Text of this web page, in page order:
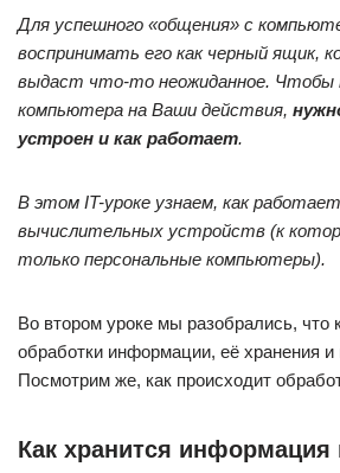
Для успешного «общения» с
воспринимать его как черный ящик,
выдаст что-то неожиданное. Чтобы
компьютера на Ваши действия,
устроен и как работает.
В этом IT-уроке узнаем, как
вычислительных устройств (к
только персональные компьютеры).
Во втором уроке мы разобрались, что
обработки информации, её хранения и
Посмотрим же, как происходит
Как хранится информация